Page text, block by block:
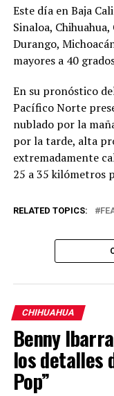
Este día en Baja
Sinaloa,
Durango,
mayores a 40
En su pronóstico
Pacífico Norte
nublado por la
por la tarde, alta
extremadamente
25 a 35 kilómetros
RELATED TOPICS:
CHIHUAHUA
Benny
los detalles
Pop”